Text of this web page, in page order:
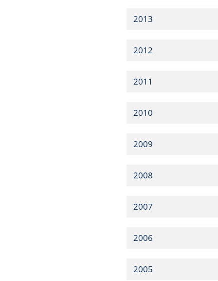
2013
2012
2011
2010
2009
2008
2007
2006
2005